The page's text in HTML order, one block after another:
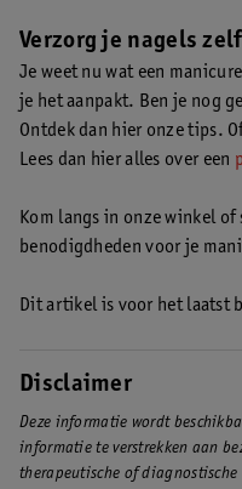
Het uiteinde van je nagels
met een transparante of
Verzorg je nagels
Je weet nu wat een
je het aanpakt. Ben je nog
Ontdek dan hier onze tips.
Lees dan hier alles over een
Kom langs in onze winkel
benodigdheden voor je
Dit artikel is voor het laatst
Disclaimer
Deze informatie wordt
informatie te verstrekken aan
therapeutische of